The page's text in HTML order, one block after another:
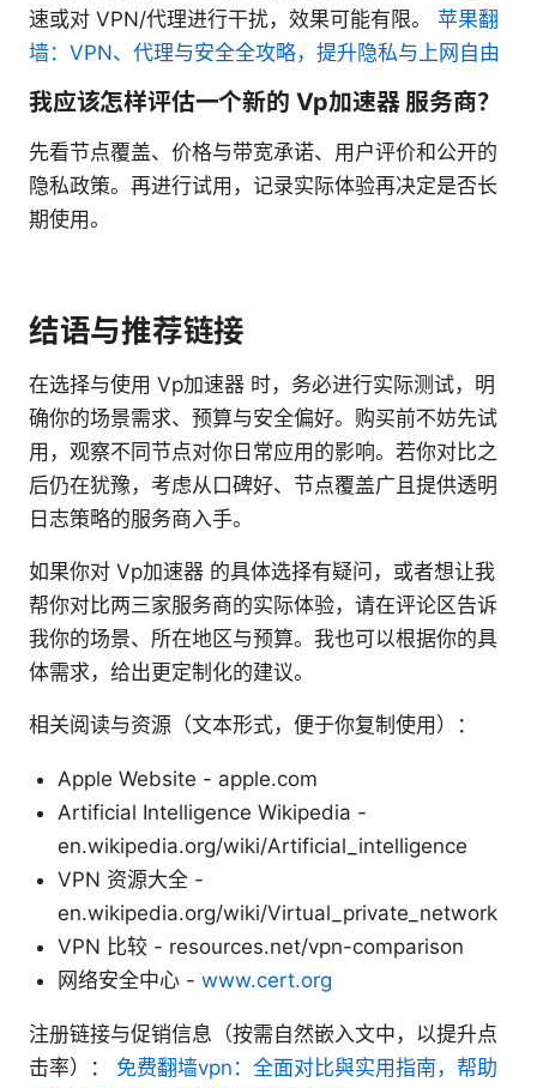
速或对 VPN/代理进行干扰，效果可能有限。 苹果翻
墙：VPN、代理与安全全攻略，提升隐私与上网自由
我应该怎样评估一个新的 Vp加速器 服务商？
先看节点覆盖、价格与带宽承诺、用户评价和公开的
隐私政策。再进行试用，记录实际体验再决定是否长
期使用。
结语与推荐链接
在选择与使用 Vp加速器 时，务必进行实际测试，明
确你的场景需求、预算与安全偏好。购买前不妨先试
用，观察不同节点对你日常应用的影响。若你对比之
后仍在犹豫，考虑从口碑好、节点覆盖广且提供透明
日志策略的服务商入手。
如果你对 Vp加速器 的具体选择有疑问，或者想让我
帮你对比两三家服务商的实际体验，请在评论区告诉
我你的场景、所在地区与预算。我也可以根据你的具
体需求，给出更定制化的建议。
相关阅读与资源（文本形式，便于你复制使用）：
Apple Website - apple.com
Artificial Intelligence Wikipedia -
en.wikipedia.org/wiki/Artificial_intelligence
VPN 资源大全 -
en.wikipedia.org/wiki/Virtual_private_network
VPN 比较 - resources.net/vpn-comparison
网络安全中心 - www.cert.org
注册链接与促销信息（按需自然嵌入文中，以提升点
击率）： 免费翻墙vpn：全面对比與实用指南，帮助